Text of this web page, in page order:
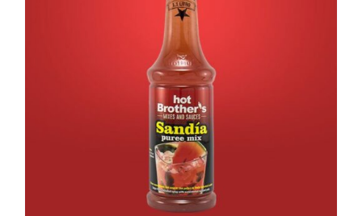
AÑADIR AL CARRITO /